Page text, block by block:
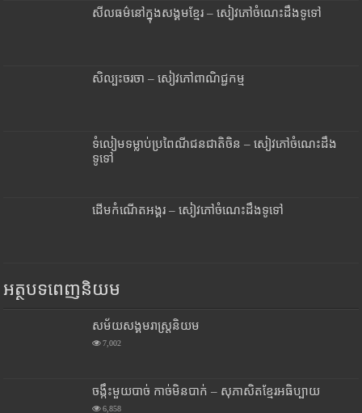
សីលធម៌នៅក្នុងសង្គមខ្មែរ – សៀវភៅចំណេះដឹងទូទៅ
សិល្បះចរចា – សៀវភៅពាណិជ្ជកម្ម
ទំលៀមទម្លាប់ប្រពៃណីជនជាតិចិន – សៀវភៅចំណេះដឹង
ទូទៅ
ដើមកំណើតអង្គរ – សៀវភៅចំណេះដឹងទូទៅ
អត្ថបទពេញនិយម
សម័យសង្គមរាស្រ្តនិយម
7,002
ចង្កឹះមួយបាច់ កាច់មិនបាក់ – សុភាសិតខ្មែរអធិប្បាយ
6,858